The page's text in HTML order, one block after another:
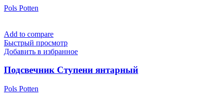
Pols Potten
Add to compare
Быстрый просмотр
Добавить в избранное
Подсвечник Ступени янтарный
Pols Potten